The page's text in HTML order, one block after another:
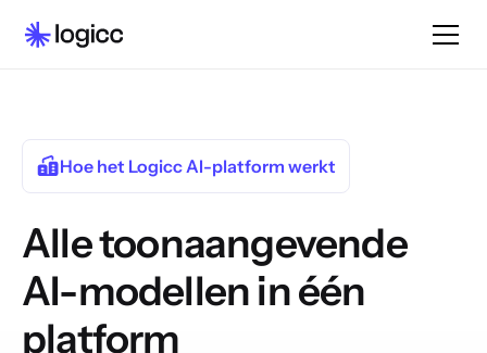
Hoe het Logicc AI-platform werkt
Alle toonaangevende
AI-modellen in één
platform